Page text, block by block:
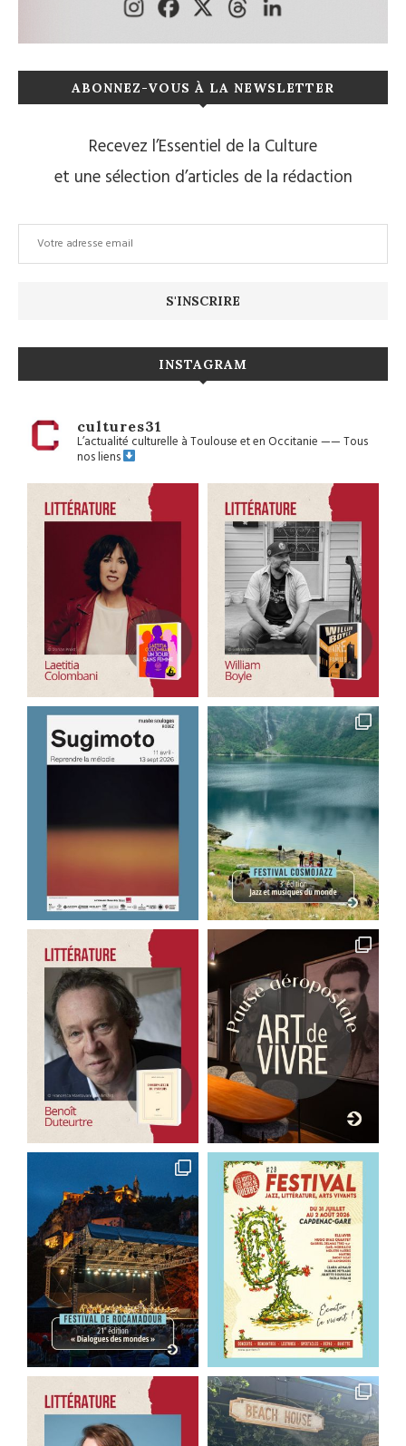
ABONNEZ-VOUS À LA NEWSLETTER
Recevez l’Essentiel de la Culture
et une sélection d’articles de la rédaction
INSTAGRAM
cultures31
L’actualité culturelle à Toulouse et en Occitanie——Tous
nos liens